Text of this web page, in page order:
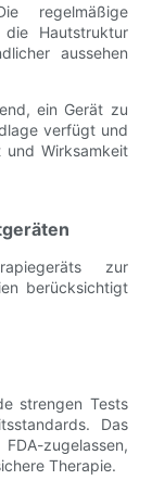
regelmäßige
Hautstruktur
aussehen
ein Gerät zu
verfügt und
und Wirksamkeit
zur
berücksichtigt
strengen Tests
Das
zugelassen,
Therapie.